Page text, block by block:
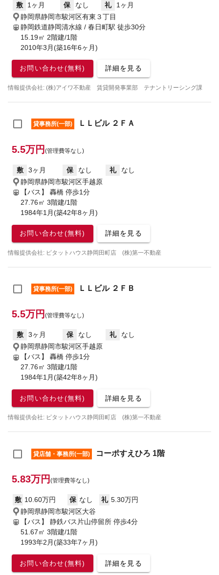
敷 1ヶ月 保 なし 礼
1ヶ月
静岡県静岡市駿河区有東３丁目
静岡鉄道静岡清水線 / 春日町駅 徒歩30分
15.19㎡ 2階建/1階
2010年3月(築16年6ヶ月)
お問い合わせ(無料) 詳細を見る
情報提供会社: (株)アイワ不動産 賃貸開発事業部 テナントリーシング課
貸事務所(一部) ＬＬビル ２ＦＡ
5.5万円 (管理費等なし)
敷 3ヶ月 保 なし 礼
なし
静岡県静岡市駿河区手越原
【バス】 轟橋 停歩1分
27.76㎡ 3階建/1階
1984年1月(築42年8ヶ月)
お問い合わせ(無料) 詳細を見る
情報提供会社: ピタットハウス静岡田町店 (株)第一不動産
貸事務所(一部) ＬＬビル ２ＦＢ
5.5万円 (管理費等なし)
敷 3ヶ月 保 なし 礼
なし
静岡県静岡市駿河区手越原
【バス】 轟橋 停歩1分
27.76㎡ 3階建/1階
1984年1月(築42年8ヶ月)
お問い合わせ(無料) 詳細を見る
情報提供会社: ピタットハウス静岡田町店 (株)第一不動産
貸店舗・事務所(一部) コーポすえひろ 1階
5.83万円 (管理費等なし)
敷 10.60万円 保 なし 礼 5.30万円
静岡県静岡市駿河区大谷
【バス】 静鉄バス片山停留所 停歩4分
51.67㎡ 3階建/1階
1993年2月(築33年7ヶ月)
お問い合わせ(無料) 詳細を見る